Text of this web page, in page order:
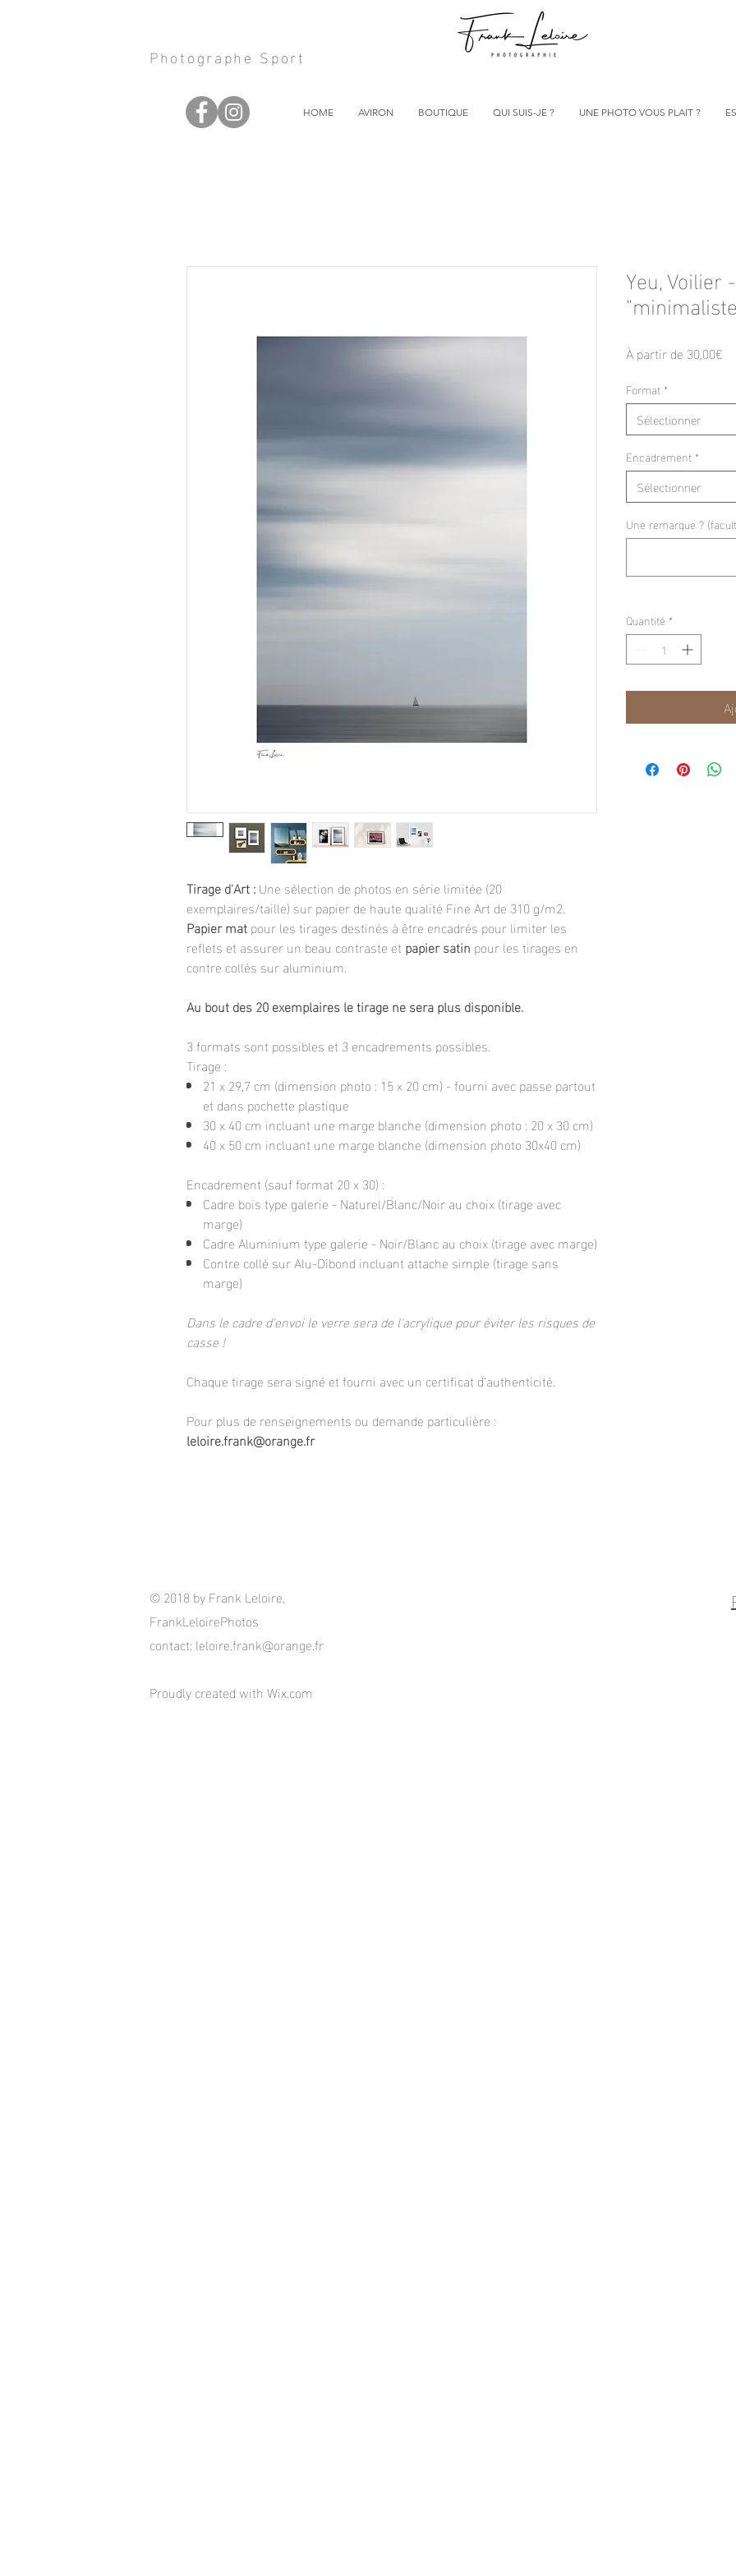
Photographe Sport
HOME AVIRON BOUTIQUE QUI SUIS-JE ? UNE PHOTO VOUS PLAIT ?
Tirage d'Art :Une sélection de photos en série limitée (20
exemplaires/taille) sur papier de haute qualité Fine Art de 310 g/m2.
Papier matpour les tirages destinés à être encadrés pour limiter les
reflets et assurer un beau contraste et papier satin pour les tirages en
contre collés sur aluminium.
Au bout des 20 exemplaires le tirage ne sera plus disponible.
3 formats sont possibles et 3 encadrements possibles.
Tirage :
21 x 29,7 cm (dimension photo : 15 x 20 cm) - fourni avec passe partout
et dans pochette plastique
30 x 40 cm incluant une marge blanche (dimension photo : 20 x 30 cm)
40 x 50 cm incluant une marge blanche (dimension photo 30x40 cm)
Encadrement (sauf format 20 x 30) :
Cadre bois type galerie - Naturel/Blanc/Noir au choix (tirage avec
marge)
Cadre Aluminium type galerie - Noir/Blanc au choix (tirage avec marge)
Contre collé sur Alu-Dibond incluant attache simple (tirage sans
marge)
Dans le cadre d'envoi le verre sera de l'acrylique pour éviter les risques de
casse !
Chaque tirage sera signé et fourni avec un certificat d’authenticité.
Pour plus de renseignements ou demande particulière :
leloire.frank@orange.fr
Yeu, Voilier
À partir de 30,00€Prix
Format *
Sélectionner
Encadrement *
Sélectionner
Une remarque ?
Quantité *
© 2018 by Frank Leloire,
FrankLeloirePhotos
contact: leloire.frank@orange.fr
Proudly created with Wix.com